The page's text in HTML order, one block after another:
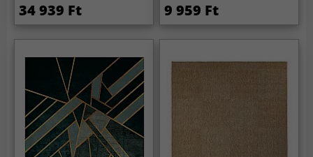
34 939 Ft 9 959 Ft